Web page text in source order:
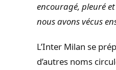
encouragé, pleuré
nous avons vécus
L’Inter Milan se
d’autres noms